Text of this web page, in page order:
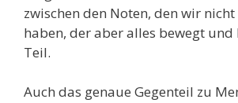
zwischen den Noten, den wir
haben, der aber alles bewegt und
Teil.
Auch das genaue Gegenteil zu